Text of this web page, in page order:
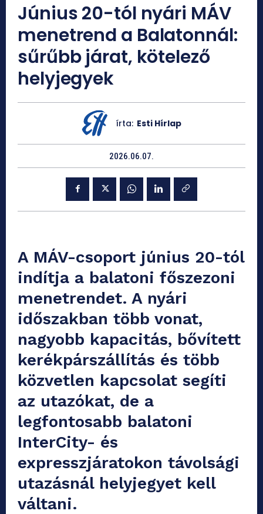
Június 20-tól nyári MÁV
menetrend a Balatonnál:
sűrűbb járat, kötelező
helyjegyek
írta: Esti Hírlap
2026.06.07.
A MÁV-csoport június 20-tól
indítja a balatoni főszezoni
menetrendet. A nyári
időszakban több vonat,
nagyobb kapacitás, bővített
kerékpárszállítás és több
közvetlen kapcsolat segíti
az utazókat, de a
legfontosabb balatoni
InterCity- és
expresszjáratokon távolsági
utazásnál helyjegyet kell
váltani.